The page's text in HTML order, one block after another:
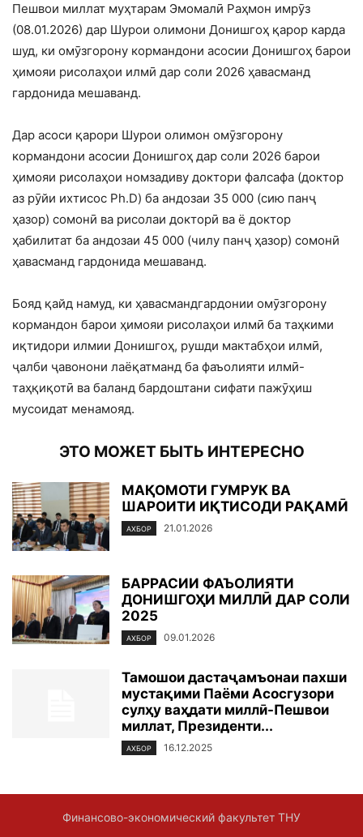
Пешвои миллат муҳтарам Эмомалӣ Раҳмон имрӯз
(08.01.2026) дар Шурои олимони Донишгоҳ қарор карда
шуд, ки омӯзгорону кормандони асосии Донишгоҳ барои
ҳимояи рисолаҳои илмӣ дар соли 2026 ҳавасманд
гардонида мешаванд.
Дар асоси қарори Шурои олимон омӯзгорону
кормандони асосии Донишгоҳ дар соли 2026 барои
ҳимояи рисолаҳои номзадиву доктори фалсафа (доктор
аз рӯйи ихтисос Ph.D) ба андозаи 35 000 (сию панҷ
ҳазор) сомонӣ ва рисолаи докторӣ ва ё доктор
ҳабилитат ба андозаи 45 000 (чилу панҷ ҳазор) сомонӣ
ҳавасманд гардонида мешаванд.
Бояд қайд намуд, ки ҳавасмандгардонии омӯзгорону
кормандон барои ҳимояи рисолаҳои илмӣ ба таҳкими
иқтидори илмии Донишгоҳ, рушди мактабҳои илмӣ,
ҷалби ҷавонони лаёқатманд ба фаъолияти илмӣ-
таҳқиқотӣ ва баланд бардоштани сифати пажӯҳиш
мусоидат менамояд.
ЭТО МОЖЕТ БЫТЬ ИНТЕРЕСНО
МАҚОМОТИ ГУМРУК ВА
ШАРОИТИ ИҚТИСОДИ РАҚАМӢ
АХБОР 21.01.2026
БАРРАСИИ ФАЪОЛИЯТИ
ДОНИШГОҲИ МИЛЛӢ ДАР СОЛИ
2025
АХБОР 09.01.2026
Тамошои дастаҷамъонаи пахши
мустақими Паёми Асосгузори
сулҳу ваҳдати миллӣ-Пешвои
миллат, Президенти...
АХБОР 16.12.2025
Финансово-экономический факультет ТНУ